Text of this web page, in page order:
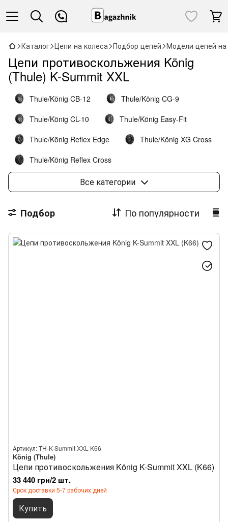
Каталог Цепи на колеса Подбор цепей Модели цепей на
Цепи противоскольжения König
(Thule) K-Summit XXL
Thule/König CB-12
Thule/König CG-9
Thule/König CL-10
Thule/König Easy-Fit
Thule/König Reflex Edge
Thule/König XG Cross
Thule/König Reflex Cross
Thule/König Easy-fit SUV
Thule/König K-Summit
Thule/König K-Summit XXL
Thule/König K-Summit VAN
Все категории
Подбор По популярности
Артикул: TH-K-Summit XXL K66
König (Thule)
Цепи противоскольжения König K-Summit XXL (K66)
33 440 грн/2 шт.
Срок доставки 5-7 рабочих дней
Купить